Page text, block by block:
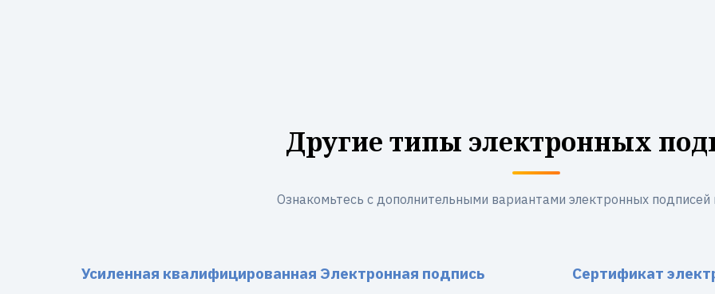
Другие типы электронных
Ознакомьтесь с дополнительными вариантами электронных подписей
Усиленная квалифицированная Электронная подпись Сертификат